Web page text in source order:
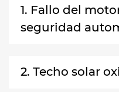
1. Fallo del
seguridad
2. Techo solar